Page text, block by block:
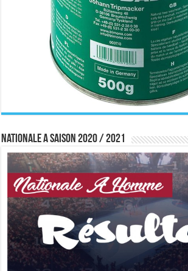
Nationale A saison 2020 / 2021